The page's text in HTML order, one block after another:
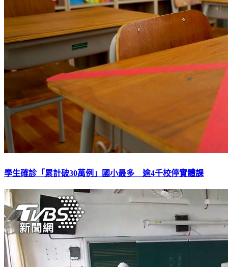
學生確診「累計破30萬例」國小最多 逾4千校停實體課